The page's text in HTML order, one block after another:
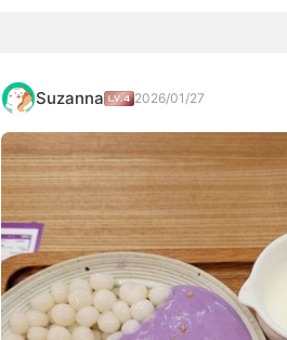
Suzanna 2026/01/27